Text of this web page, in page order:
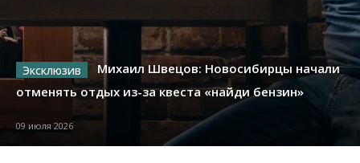
Михаил Швецов: Новосибирцы начали
отменять отдых из-за квеста «найди бензин»
09 июля 2026